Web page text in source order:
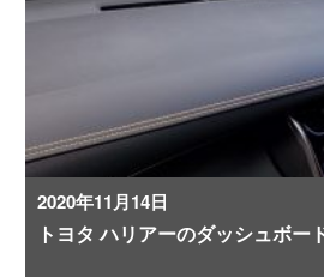
2020年11月14日
トヨタ ハリアーのダッシュボー